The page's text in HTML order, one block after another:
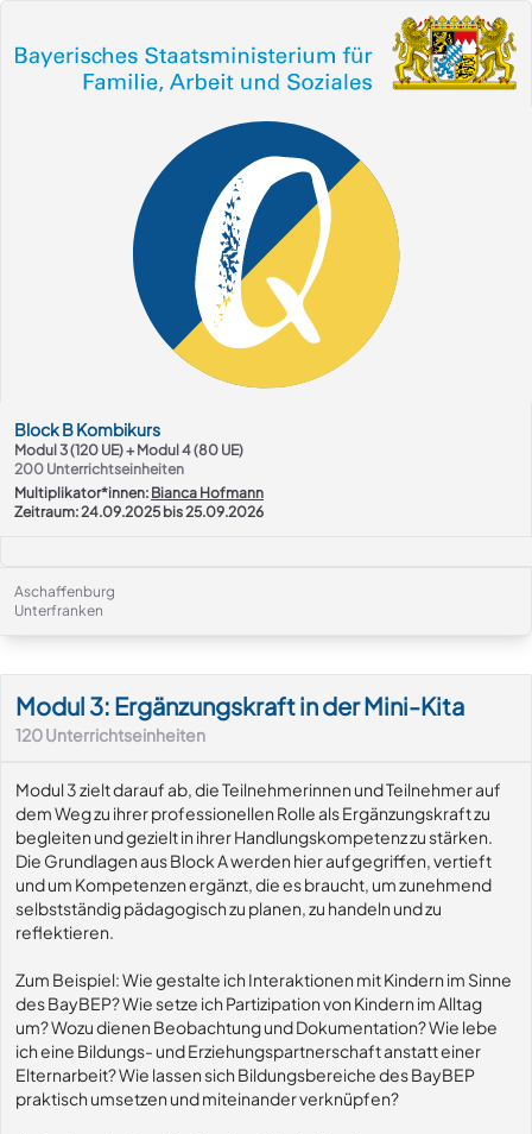
BlockBKombikurs
Modul 3 (120 UE) + Modul 4 (80 UE)
200 Unterrichtseinheiten
Multiplikator*innen: Bianca Hofmann
Zeitraum: 24.09.2025 bis 25.09.2026
Aschaffenburg
Unterfranken
Modul 3: Ergänzungskraft in der Mini-Kita
120Unterrichtseinheiten
Modul 3 zielt darauf ab, die Teilnehmerinnen und Teilnehmer auf
dem Weg zu ihrer professionellen Rolle als Ergänzungskraft zu
begleiten und gezielt in ihrer Handlungskompetenz zu stärken.
Die Grundlagen aus Block A werden hier aufgegriffen, vertieft
und um Kompetenzen ergänzt, die es braucht, um zunehmend
selbstständig pädagogisch zu planen, zu handeln und zu
reflektieren.
Zum Beispiel: Wie gestalte ich Interaktionen mit Kindern im Sinne
des BayBEP? Wie setze ich Partizipation von Kindern im Alltag
um? Wozu dienen Beobachtung und Dokumentation? Wie lebe
ich eine Bildungs- und Erziehungspartnerschaft anstatt einer
Elternarbeit? Wie lassen sich Bildungsbereiche des BayBEP
praktisch umsetzen und miteinander verknüpfen?